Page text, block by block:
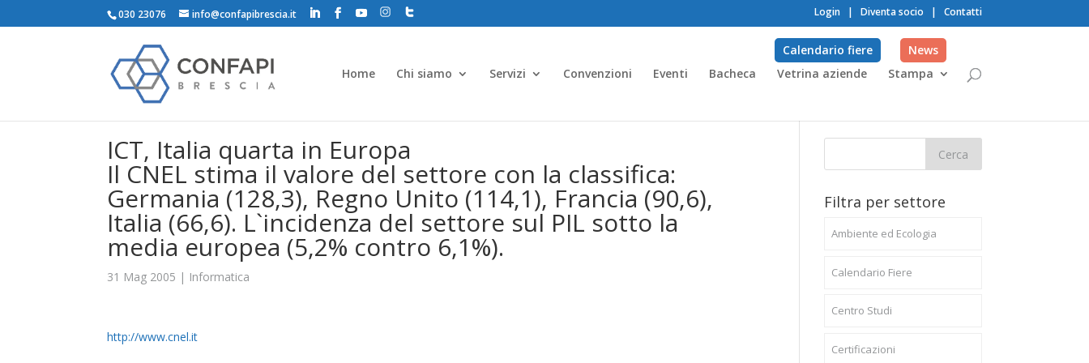
030 23076 info@confapibrescia.it Login | Diventa socio | Contatti
Home Chi siamo Servizi Convenzioni Eventi Bacheca Vetrina aziende Stampa
Calendario fiere News
ICT, Italia quarta in Europa
Il CNEL stima il valore del settore con la classifica:
Germania (128,3), Regno Unito (114,1), Francia (90,6),
Italia (66,6). L`incidenza del settore sul PIL sotto la
media europea (5,2% contro 6,1%).
31 Mag 2005 | Informatica
http://www.cnel.it
Filtra per settore
Ambiente ed Ecologia
Calendario Fiere
Centro Studi
Certificazioni